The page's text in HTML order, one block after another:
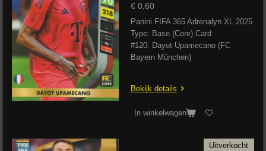
€ 0,60
Panini FIFA 365 Adrenalyn XL 2025
Type: Base (Core) Card
#120: Dayot Upamecano (FC
Bayern München)
Bekijk details
In winkelwagen
Uitverkocht